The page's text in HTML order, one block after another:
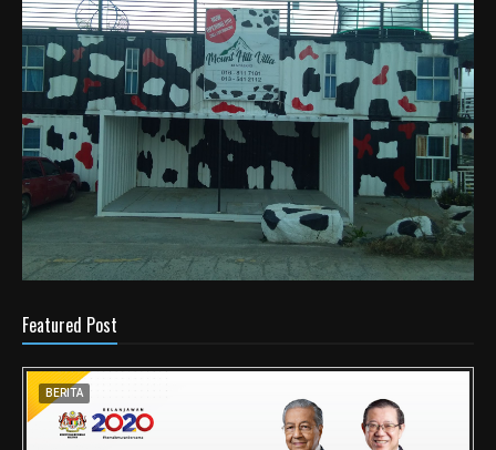
Featured Post
BERITA